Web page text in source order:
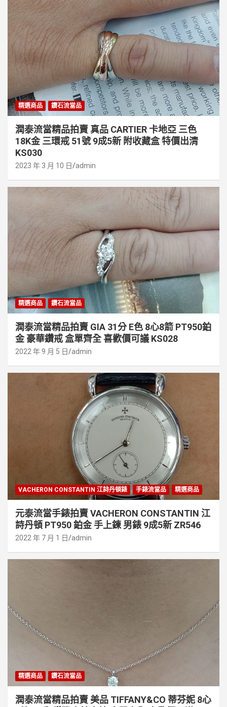
精選商品 鑽石流當品
潤泰流當精品拍賣 真品 CARTIER 卡地亞 三色
18K金 三環戒 51號 9成5新 附收藏盒 特價出清
KS030
2023 年 3 月 10 日 admin
精選商品 鑽石流當品
潤泰流當精品拍賣 GIA 31分 E色 8心8箭 PT950鉑
金 豪華鑽戒 盒單齊全 喜歡價可議 KS028
2022 年 9 月 5 日 admin
VACHERON CONSTANTIN 江詩丹頓錶 手錶流當品 精選商品
元泰流當手錶拍賣 VACHERON CONSTANTIN 江
詩丹頓 PT950 鉑金 手上鍊 男錶 9成5新 ZR546
2022 年 7 月 1 日 admin
精選商品 鑽石流當品
潤泰流當精品拍賣 美品 TIFFANY&CO 蒂芬妮 8心